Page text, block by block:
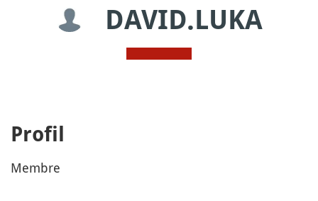
DAVID.LUKA
Profil
Membre